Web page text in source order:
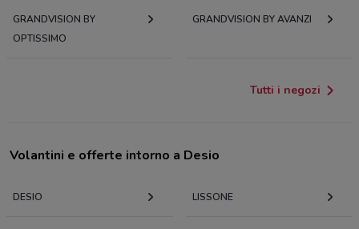
GRANDVISION BY
OPTISSIMO
GRANDVISION BY AVANZI
Tutti i negozi
Volantini e offerte intorno a Desio
DESIO LISSONE